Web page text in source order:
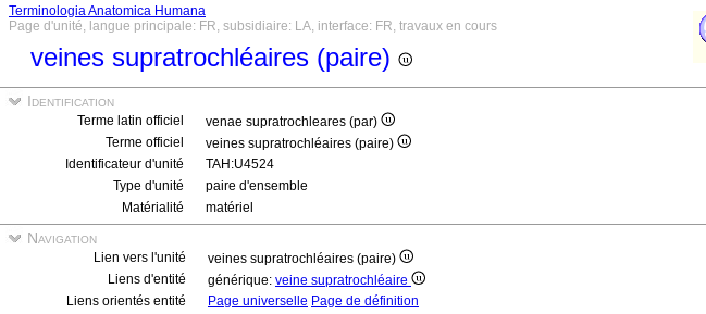
Terminologia Anatomica Humana
Page d'unité, langue principale: FR, subsidiaire: LA, interface: FR, travaux en cours
veines supratrochléaires (paire)
Identification
Terme latin officiel
venae supratrochleares (par)
Terme officiel
veines supratrochléaires (paire)
Identificateur d'unité
TAH:U4524
Type d'unité
paire d'ensemble
Matérialité
matériel
Navigation
Lien vers l'unité
veines supratrochléaires (paire)
Liens d'entité
générique: veine supratrochléaire
Liens orientés entité
Page universelle Page de définition